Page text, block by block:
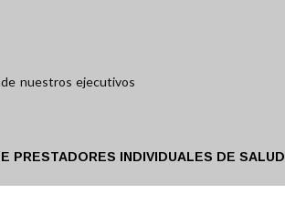
nuestros ejecutivos
PRESTADORES INDIVIDUALES DE SALUD